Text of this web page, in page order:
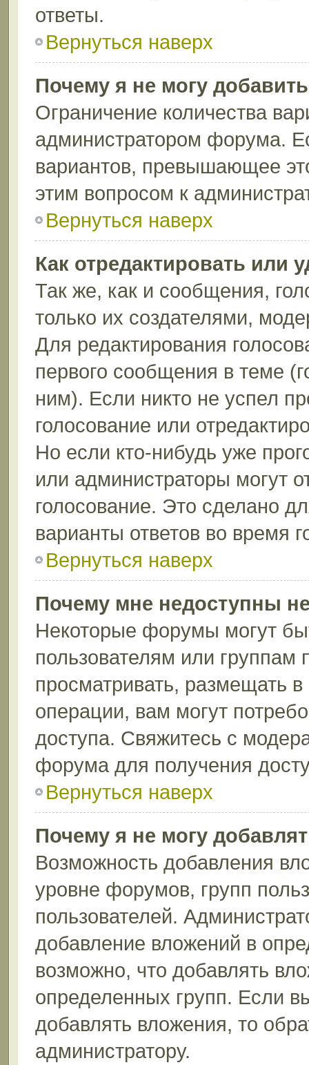
ответы.
Вернуться наверх
Почему я не могу
Ограничение количества
администратором форума.
вариантов, превышающее
этим вопросом к
Вернуться наверх
Как отредактировать или
Так же, как и сообщения,
только их создателями,
Для редактирования
первого сообщения в теме
ним). Если никто не успел
голосование или
Но если кто-нибудь уже
или администраторы могут
голосование. Это сделано
варианты ответов во время
Вернуться наверх
Почему мне недоступны
Некоторые форумы могут
пользователям или группам
просматривать, размещать
операции, вам могут
доступа. Свяжитесь с
форума для получения
Вернуться наверх
Почему я не могу
Возможность добавления
уровне форумов, групп
пользователей.
добавление вложений в
возможно, что добавлять
определенных групп. Если
добавлять вложения, то
администратору.